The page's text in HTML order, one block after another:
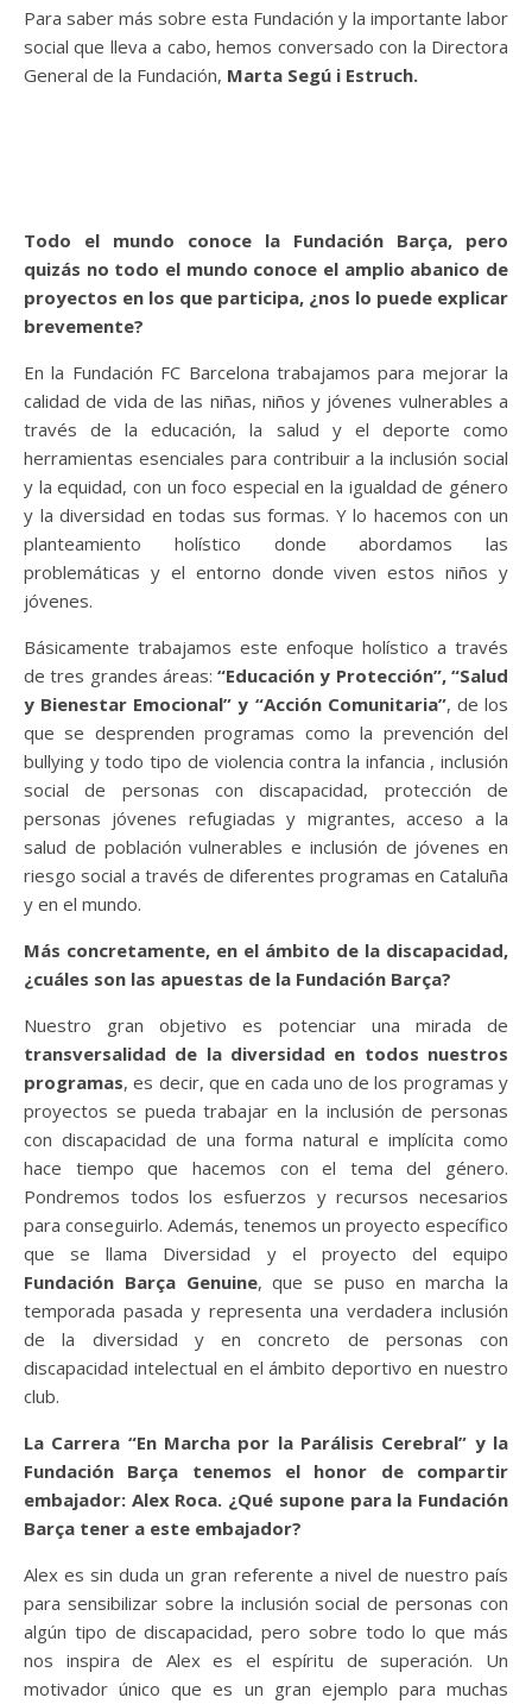
Para saber más sobre esta Fundación y la importante labor
social que lleva a cabo, hemos conversado con la Directora
General de la Fundación, Marta Segú i Estruch.
Todo el mundo conoce la Fundación Barça, pero
quizás no todo el mundo conoce el amplio abanico de
proyectos en los que participa, ¿nos lo puede explicar
brevemente?
En la Fundación FC Barcelona trabajamos para mejorar la
calidad de vida de las niñas, niños y jóvenes vulnerables a
través de la educación, la salud y el deporte como
herramientas esenciales para contribuir a la inclusión social
y la equidad, con un foco especial en la igualdad de género
y la diversidad en todas sus formas. Y lo hacemos con un
planteamiento holístico donde abordamos las
problemáticas y el entorno donde viven estos niños y
jóvenes.
Básicamente trabajamos este enfoque holístico a través
de tres grandes áreas:“Educación y Protección”, “Salud
y Bienestar Emocional” y “Acción Comunitaria”, de los
que se desprenden programas como la prevención del
bullying y todo tipo de violencia contra la infancia , inclusión
social de personas con discapacidad, protección de
personas jóvenes refugiadas y migrantes, acceso a la
salud de población vulnerables e inclusión de jóvenes en
riesgo social a través de diferentes programas en Cataluña
y en el mundo.
Más concretamente, en el ámbito de la discapacidad,
¿cuáles son las apuestas de la Fundación Barça?
Nuestro gran objetivo es potenciar una mirada de
transversalidad de la diversidad en todos nuestros
programas, es decir, que en cada uno de los programas y
proyectos se pueda trabajar en la inclusión de personas
con discapacidad de una forma natural e implícita como
hace tiempo que hacemos con el tema del género.
Pondremos todos los esfuerzos y recursos necesarios
para conseguirlo. Además, tenemos un proyecto específico
que se llama Diversidad y el proyecto del equipo
Fundación Barça Genuine, que se puso en marcha la
temporada pasada y representa una verdadera inclusión
de la diversidad y en concreto de personas con
discapacidad intelectual en el ámbito deportivo en nuestro
club.
La Carrera “En Marcha por la Parálisis Cerebral” y la
Fundación Barça tenemos el honor de compartir
embajador: Alex Roca. ¿Qué supone para la Fundación
Barça tener a este embajador?
Alex es sin duda un gran referente a nivel de nuestro país
para sensibilizar sobre la inclusión social de personas con
algún tipo de discapacidad, pero sobre todo lo que más
nos inspira de Alex es el espíritu de superación. Un
motivador único que es un gran ejemplo para muchas